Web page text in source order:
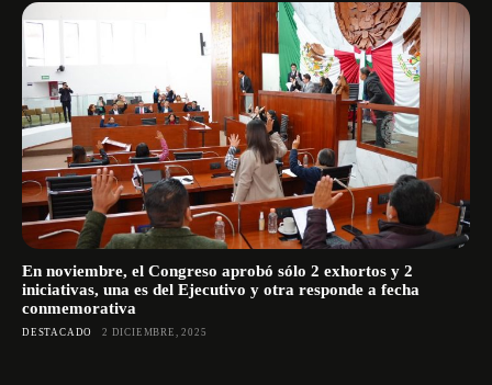
En noviembre, el Congreso aprobó sólo 2 exhortos y 2
iniciativas, una es del Ejecutivo y otra responde a fecha
conmemorativa
DESTACADO 2 DICIEMBRE, 2025